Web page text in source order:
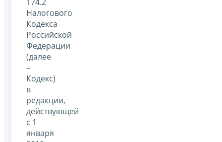
Налогового
Кодекса
Российской
Федерации
(далее
–
Кодекс)
в
редакции,
действующей
с 1
января